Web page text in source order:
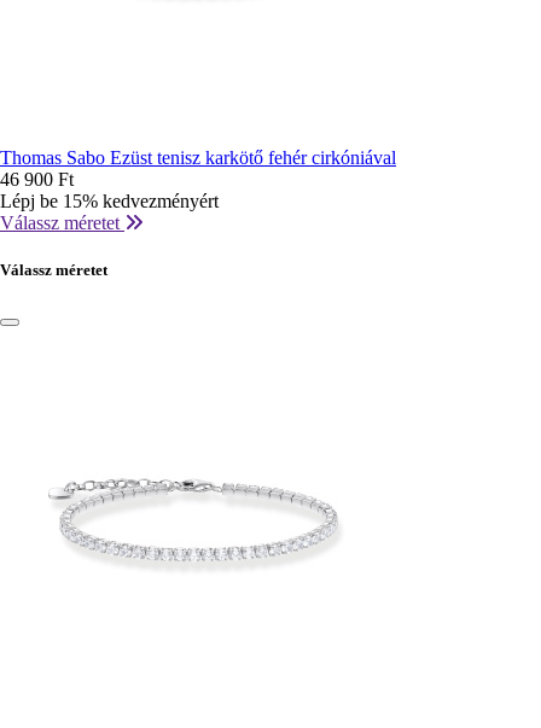
Thomas Sabo Ezüst tenisz karkötő fehér cirkóniával
46 900 Ft
Lépj be 15% kedvezményért
Válassz méretet
Válassz méretet